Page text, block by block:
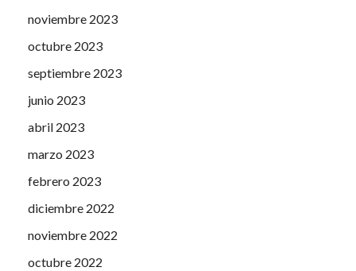
noviembre 2023
octubre 2023
septiembre 2023
junio 2023
abril 2023
marzo 2023
febrero 2023
diciembre 2022
noviembre 2022
octubre 2022